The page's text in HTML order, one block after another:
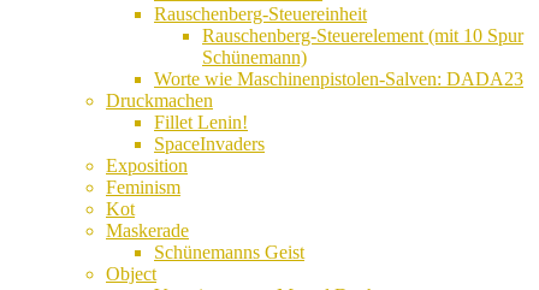
Rauschenberg-Steuereinheit
Rauschenberg-Steuerelement (mit 10 Spur
Schünemann)
Worte wie Maschinenpistolen-Salven: DADA23
Druckmachen
Fillet Lenin!
SpaceInvaders
Exposition
Feminism
Kot
Maskerade
Schünemanns Geist
Object